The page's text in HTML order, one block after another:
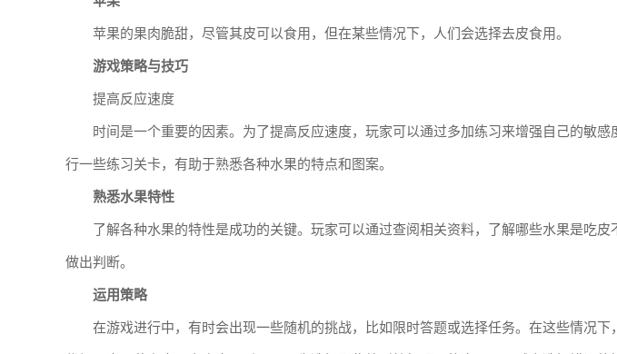
苹果的果肉脆甜，尽管其皮可以食用，但在某些情况下，人们会选择去皮食用。
游戏策略与技巧
提高反应速度
时间是一个重要的因素。为了提高反应速度，玩家可以通过多加练习来增强自己的敏
行一些练习关卡，有助于熟悉各种水果的特点和图案。
熟悉水果特性
了解各种水果的特性是成功的关键。玩家可以通过查阅相关资料，了解哪些水果是吃
做出判断。
运用策略
在游戏进行中，有时会出现一些随机的挑战，比如限时答题或选择任务。在这些情况